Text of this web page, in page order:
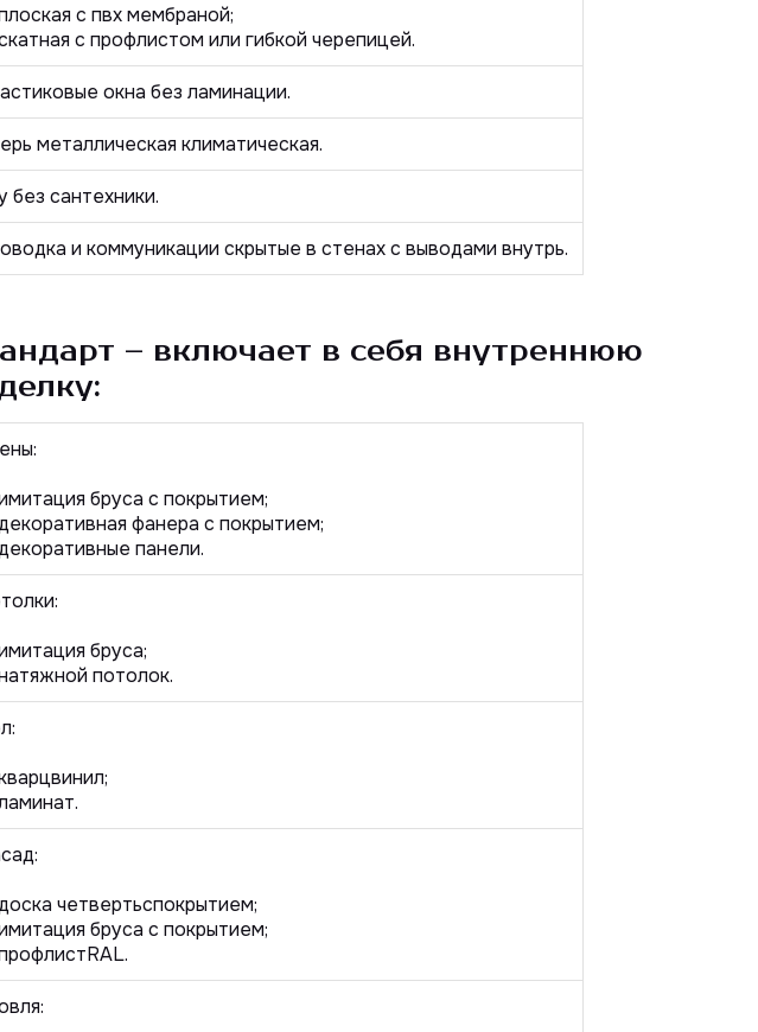
с пвх мембраной;
с профлистом или гибкой черепицей.
окна без ламинации.
металлическая климатическая.
без сантехники.
и коммуникации скрытые в стенах с выводами внутрь.
– включает в себя внутреннюю
бруса с покрытием;
фанера с покрытием;
панели.
бруса;
потолок.
четвертьcпокрытием;
бруса с покрытием;
RAL.